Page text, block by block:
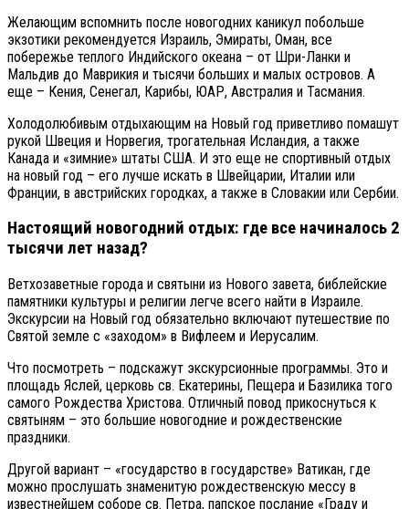
Желающим вспомнить после новогодних каникул побольше
экзотики рекомендуется Израиль, Эмираты, Оман, все
побережье теплого Индийского океана – от Шри-Ланки и
Мальдив до Маврикия и тысячи больших и малых островов. А
еще – Кения, Сенегал, Карибы, ЮАР, Австралия и Тасмания.
Холодолюбивым отдыхающим на Новый год приветливо помашут
рукой Швеция и Норвегия, трогательная Исландия, а также
Канада и «зимние» штаты США. И это еще не спортивный отдых
на новый год – его лучше искать в Швейцарии, Италии или
Франции, в австрийских городках, а также в Словакии или Сербии.
Настоящий новогодний отдых: где все начиналось 2
тысячи лет назад?
Ветхозаветные города и святыни из Нового завета, библейские
памятники культуры и религии легче всего найти в Израиле.
Экскурсии на Новый год обязательно включают путешествие по
Святой земле с «заходом» в Вифлеем и Иерусалим.
Что посмотреть – подскажут экскурсионные программы. Это и
площадь Яслей, церковь св. Екатерины, Пещера и Базилика того
самого Рождества Христова. Отличный повод прикоснуться к
святыням – это большие новогодние и рождественские
праздники.
Другой вариант – «государство в государстве» Ватикан, где
можно прослушать знаменитую рождественскую мессу в
известнейшем соборе св. Петра, папское послание «Граду и